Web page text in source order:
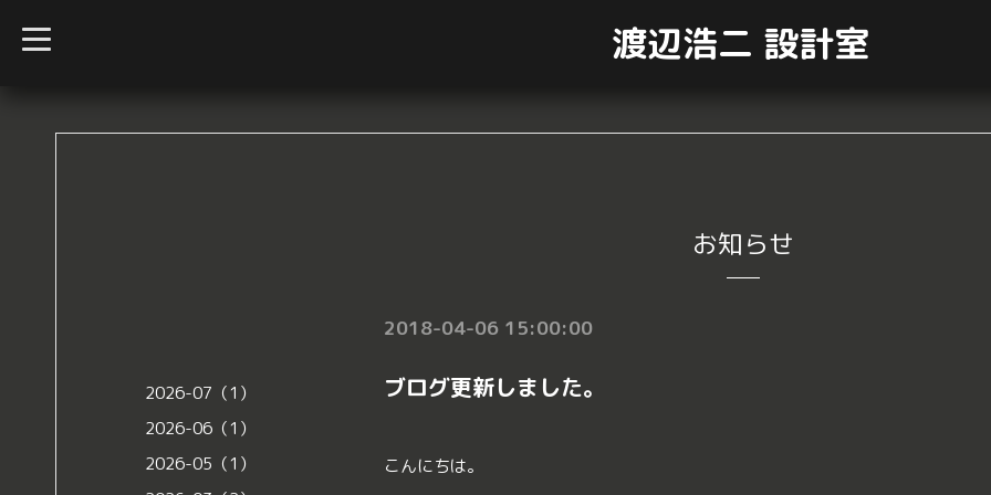
渡辺浩二 設計室
t
o
お知らせ
2018-04-06 15:00:00
ブログ更新しました。
こんにちは。
2026-07（1）
2026-06（1）
2026-05（1）